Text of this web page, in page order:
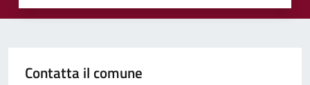
Contatta il comune